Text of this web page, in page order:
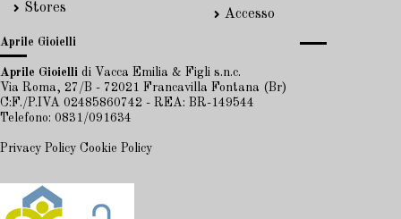
Stores
Accesso
Aprile Gioielli
Aprile Gioielli di Vacca Emilia & Figli s.n.c.
Via Roma, 27/B - 72021 Francavilla Fontana (Br)
C:F./P.IVA 02485860742 - REA: BR-149544
Telefono: 0831/091634
Privacy Policy Cookie Policy